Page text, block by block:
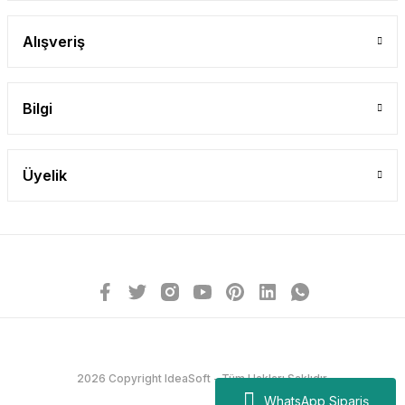
WhatsApp Sipariş
Alışveriş
Bilgi
Üyelik
2026 Copyright IdeaSoft - Tüm Hakları Saklıdır.